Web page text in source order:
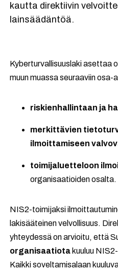
kautta direktiivin
lainsäädäntöä.
Kyberturvallisuuslaki asettaa
muun muassa seuraaviin osa-
riskienhallintaan ja
merkittävien
ilmoittamiseen
toimijaluetteloon
organisaatioiden osalta.
NIS2-toimijaksi
lakisääteinen velvollisuus.
yhteydessä on arvioitu, että
organisaatiota kuuluu
Kaikki soveltamisalaan